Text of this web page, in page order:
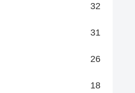
32
31
26
18